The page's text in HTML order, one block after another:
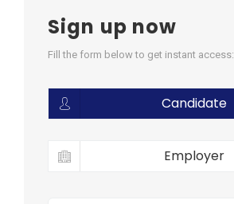
Sign up now
Fill the form below to get instant access:
Candidate
Employer